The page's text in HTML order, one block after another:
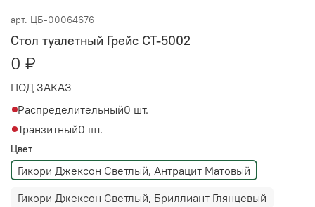
арт. ЦБ-00064676
Стол туалетный Грейс СТ-5002
0 ₽
ПОД ЗАКАЗ
Распределительный0 шт.
Транзитный0 шт.
Цвет
Гикори Джексон Светлый, Антрацит Матовый
Гикори Джексон Светлый, Бриллиант Глянцевый